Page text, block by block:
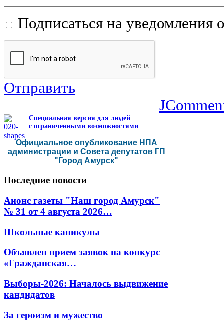
Подписаться на уведомления
Отправить
Специальная версия для людей
с ограниченными возможностями
Официальное опубликование НПА
администрации и Совета депутатов ГП
"Город Амурск"
Последние новости
Анонс газеты "Наш город Амурск"
№ 31 от 4 августа 2026…
Школьные каникулы
Объявлен прием заявок на конкурс
«Гражданская…
Выборы-2026: Началось выдвижение
кандидатов
За героизм и мужество